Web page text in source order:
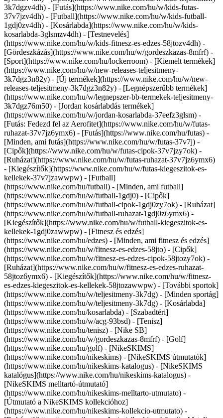
3k7dgzv4dh) - [Futás](https://www.nike.com/hu/w/kids-futas-
37v7jzv4dh) - [Futball](https://www.nike.com/hu/w/kids-futball-
1gdj0zv4dh) - [Kosárlabda](https://www.nike.com/hu/w/kids-
kosarlabda-3glsmzv4dh) - [Testnevelés]
(https://www.nike.com/hu/w/kids-fitnesz-es-edzes-58jtozv4dh) -
[Gördeszkázás](https://www.nike.com/hu/w/gordeszkazas-8mfrf) -
[Sport](https://www.nike.com/hu/lockerroom) - [Kiemelt termékek]
(https://www.nike.com/hu/w/new-releases-teljesitmeny-
3k7dgz3n82y) - [Új termékek](https://www.nike.com/hu/w/new-
releases-teljesitmeny-3k7dgz3n82y) - [Legnépszerűbb termékek]
(https://www.nike.com/hu/w/legnepszer-bb-termekek-teljesitmeny-
3k7dgz76m50) - [Jordan kosárlabdás termékek]
(https://www.nike.com/hu/w/jordan-kosarlabda-37eefz3glsm) -
[Futás: Fedezd fel az Aerofitet](https://www.nike.com/hu/w/futas-
ruhazat-37v7jz6ymx6) - [Futás](https://www.nike.com/hu/futas) -
[Minden, ami futás](https://www.nike.com/hu/w/futas-37v7j) -
[Cipők](https://www.nike.com/hu/w/futas-cipok-37v7jzy7ok) -
[Ruházat](https://www.nike.com/hu/w/futas-ruhazat-37v7jz6ymx6)
- [Kiegészítők](https://www.nike.com/hu/w/futas-kiegeszitok-es-
kellekek-37v7jzawwpw) - [Futball]
(https://www.nike.com/hu/futball) - [Minden, ami futball]
(https://www.nike.com/hu/w/futball-1gdj0) - [Cipők]
(https://www.nike.com/hu/w/futball-cipok-1gdj0zy7ok) - [Ruházat]
(https://www.nike.com/hu/w/futball-ruhazat-1gdj0z6ymx6) -
[Kiegészítők](https://www.nike.com/hu/w/futball-kiegeszitok-es-
kellekek-1gdj0zawwpw) - [Fitnesz és edzés]
(https://www.nike.com/hu/edzes) - [Minden, ami fitnesz és edzés]
(https://www.nike.com/hu/w/fitnesz-es-edzes-58jto) - [Cipők]
(https://www.nike.com/hu/w/fitnesz-es-edzes-cipok-58jtozy7ok) -
[Ruházat](https://www.nike.com/hu/w/fitnesz-es-edzes-ruhazat-
58jtoz6ymx6) - [Kiegészítők](https://www.nike.com/hu/w/fitnesz-
es-edzes-kiegeszitok-es-kellekek-58jtozawwpw) - [További sportok]
(https://www.nike.com/hu/w/teljesitmeny-3k7dg) - [Minden sportág]
(https://www.nike.com/hu/w/teljesitmeny-3k7dg) - [Kosárlabda]
(https://www.nike.com/hu/kosarlabda) - [Szabadtéri]
(https://www.nike.com/hu/w/acg-93bsd) - [Tenisz]
(https://www.nike.com/hu/tenisz) - [Nike SB]
(https://www.nike.com/hu/w/gordeszkazas-8mfrf) - [Golf]
(https://www.nike.com/hu/golf) - [NikeSKIMS]
(https://www.nike.com/hu/nikeskims) - [NikeSKIMS útmutatók]
(https://www.nike.com/hu/nikeskims-katalogus) - [NikeSKIMS
katalógus](https://www.nike.com/hu/nikeskims-katalogus) -
[NikeSKIMS melltartó-útmutató]
(https://www.nike.com/hu/nikeskims-melltarto-utmutato) -
[Útmutató a NikeSKIMS kollekcióhoz]
(https://www.nike.com/hu/nikeskims-kollekcio-utmutato) -